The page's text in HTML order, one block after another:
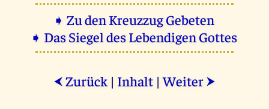
➧ Zu den Kreuzzug Gebeten
➧ Das Siegel des Lebendigen Gottes
⮜ Zurück | Inhalt |Weiter ⮞